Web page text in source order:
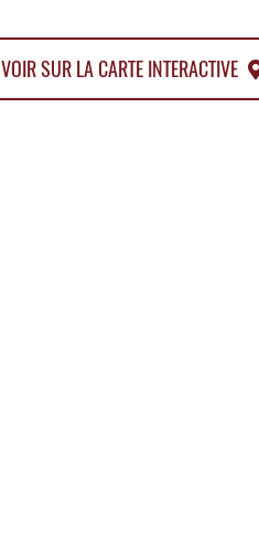
VOIR SUR LA CARTE INTERACTIVE